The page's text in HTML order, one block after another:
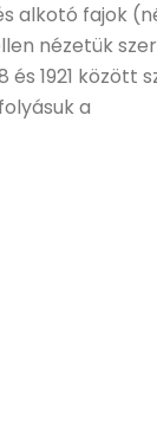
alkotó fajok
nézetük
és 1921
a